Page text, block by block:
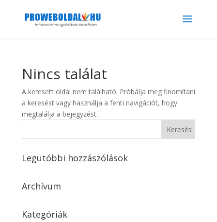
Nincs találat
A keresett oldal nem található. Próbálja meg finomítani
a keresést vagy használja a fenti navigációt, hogy
megtalálja a bejegyzést.
Legutóbbi hozzászólások
Archívum
Kategóriák